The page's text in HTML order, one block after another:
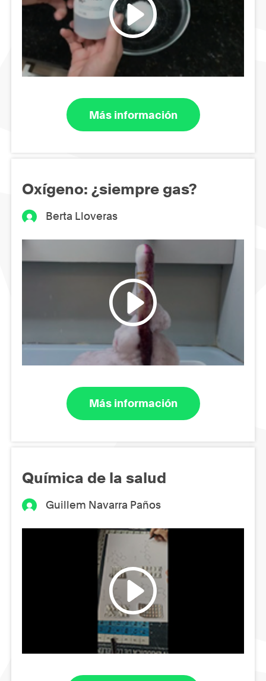
Más información
Oxígeno: ¿siempre gas?
Berta Lloveras
Más información
Química de la salud
Guillem Navarra Paños